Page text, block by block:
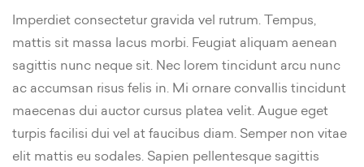
Imperdiet consectetur gravida vel rutrum. Tempus,
mattis sit massa lacus morbi. Feugiat aliquam aenean
sagittis nunc neque sit. Nec lorem tincidunt arcu nunc
ac accumsan risus felis in. Mi ornare convallis tincidunt
maecenas dui auctor cursus platea velit. Augue eget
turpis facilisi dui vel at faucibus diam. Semper non vitae
elit mattis eu sodales. Sapien pellentesque sagittis